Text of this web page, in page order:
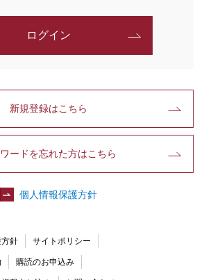
ログイン
新規登録はこちら
ードを忘れた方はこちら
個人情報保護方針
針 サイトポリシー
購読のお申込み